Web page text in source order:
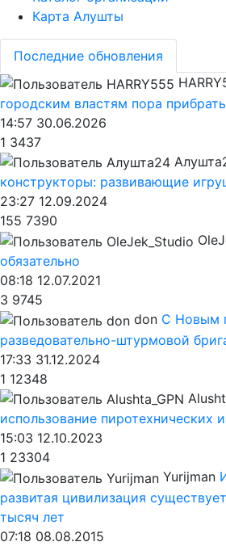
Карта Алушты
Последние обновления
городским властям пора
14:57 30.06.2026
1 3437
конструкторы: развивающие
23:27 12.09.2024
155 7390
обязательно
08:18 12.07.2021
3 9745
don С Новым
разведовательно-штурмовой
17:33 31.12.2024
1 12348
использование пиротехнических
15:03 12.10.2023
1 23304
Yurijman
развитая цивилизация
тысяч лет
07:18 08.08.2015